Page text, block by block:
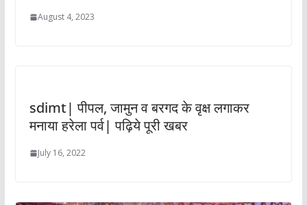
August 4, 2023
sdimt| पीपल, जामुन व बरगद के वृक्ष लगाकर
मनाया हरेला पर्व| पढ़िये पूरी खबर
July 16, 2022